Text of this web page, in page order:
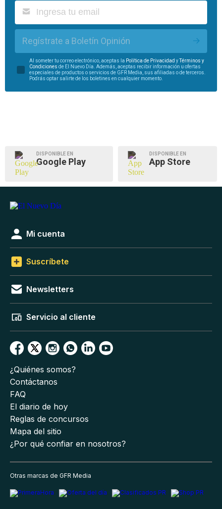
Regístrate a Boletín Opinión
Al someter tu correo electrónico, aceptas la Política de Privacidad yTérminos y
Condiciones de El Nuevo Día. Además, aceptas recibir información u ofertas
especiales de productos o servicios de GFR Media, sus afiliadas o de terceros.
Podrás optar salirte de los boletines en cualquier momento.
DISPONIBLE EN
Google Play
DISPONIBLE EN
App Store
Mi cuenta
Suscríbete
Newsletters
Servicio al cliente
¿Quiénes somos?
Contáctanos
FAQ
El diario de hoy
Reglas de concursos
Mapa del sitio
¿Por qué confiar en nosotros?
Otras marcas de GFR Media